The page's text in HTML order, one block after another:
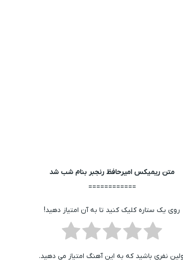
متن ریمیکس امیرحافظ رنجبر بنام شب شد
============
روی یک ستاره کلیک کنید تا به آن امتیاز دهید!
نفری باشید که به این آهنگ امتیاز می دهید.